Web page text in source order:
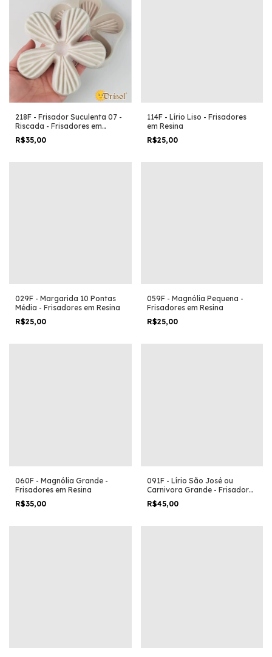
218F - Frisador Suculenta 07 -
Riscada - Frisadores em
Resina
R$35,00
114F - Lírio Liso - Frisadores
em Resina
R$25,00
029F - Margarida 10 Pontas
Média - Frisadores em Resina
R$25,00
059F - Magnólia Pequena -
Frisadores em Resina
R$25,00
060F - Magnólia Grande -
Frisadores em Resina
R$35,00
091F - Lírio São José ou
Carnivora Grande - Frisadores
em Resina
R$45,00